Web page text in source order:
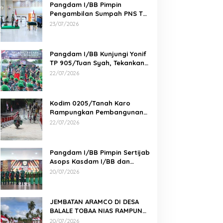
Pangdam I/BB Pimpin
Pengambilan Sumpah PNS TNI
AD di Makodam I/BB
23/07/2026
Pangdam I/BB Kunjungi Yonif
TP 905/Tuan Syah, Tekankan
Profesionalisme dan
22/07/2026
Kodim 0205/Tanah Karo
Rampungkan Pembangunan
Jembatan Beton di Desa
22/07/2026
Pangdam I/BB Pimpin Sertijab
Asops Kasdam I/BB dan
Danyonarmed 2/KS serta
20/07/2026
JEMBATAN ARAMCO DI DESA
BALALE TOBAA NIAS RAMPUNG,
AKSES WARGA SEMAKIN MUDAH
20/07/2026